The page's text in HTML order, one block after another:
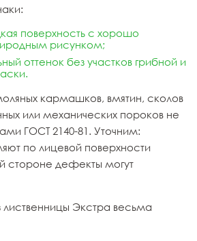
поверхность с хорошо
рисунком;
оттенок без участков грибной и
кармашков, вмятин, сколов
или механических пороков не
ГОСТ 2140-81. Уточним:
по лицевой поверхности
стороне дефекты могут
Экстра весьма